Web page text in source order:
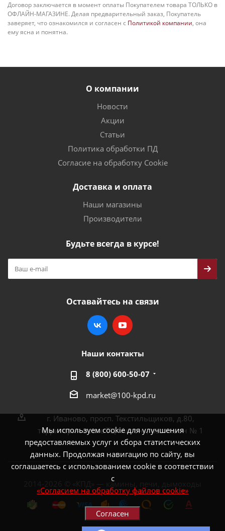
Мы используем cookie для улучшения
предоставляемых услуг и сбора статистических
данных. Продолжая навигацию по сайту, вы
соглашаетесь с использованием cookie в соответствии
с
«Согласием на обработку файлов cookie»
Согласен
Договор заключается в момент оплаты Покупателем товара ТОЛЬКО в
ОФЛАЙН-МАГАЗИНЕ. Делая предварительный заказ, Покупатель
заверяет, что ознакомился и согласен с Политикой компании, она
ему ясна и понятна.
О компании
Новости
Акции
Статьи
Политика обработки ПД
Согласие на обработку Cookie
Доставка и оплата
Наши магазины
Производители
Будьте всегда в курсе!
Оставайтесь на связи
Наши контакты
8 (800) 600-50-07
market@100-kpd.ru
г. Иваново, просп. Текстильщиков, д.80,
территория возле ТЦ «Аксон», павильон № 1
2014-2026 © «КПД» — камины, печи, дымоходы